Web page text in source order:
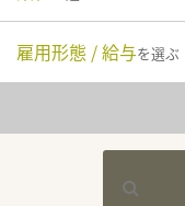
雇用形態 / 給与を選ぶ